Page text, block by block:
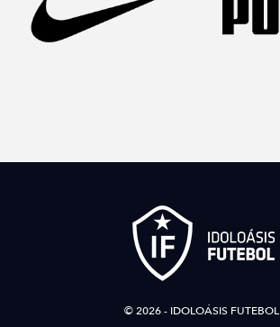
© 2026 - IDOLOÁSIS FUTEBOL